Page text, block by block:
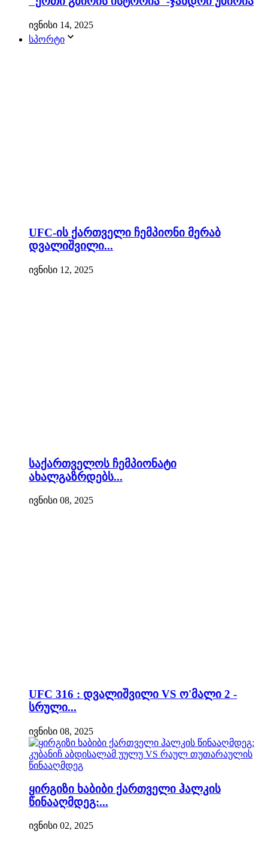
ივნისი 14, 2025
სპორტი
UFC-ის ქართველი ჩემპიონი მერაბ
დვალიშვილი...
ივნისი 12, 2025
საქართველოს ჩემპიონატი
ახალგაზრდებს...
ივნისი 08, 2025
UFC 316 : დვალიშვილი VS ო'მალი 2 -
სრული...
ივნისი 08, 2025
ყირგიზი ხაბიბი ქართველი ჰალკის
წინააღმდეგ:...
ივნისი 02, 2025